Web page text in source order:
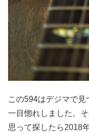
この594はデジマで
一目惚れしました。
思って探したら2018